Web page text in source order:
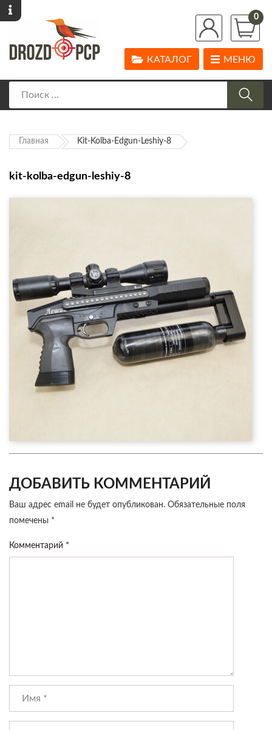
0
МЕНЮ
КАТАЛОГ
Главная Kit-Kolba-Edgun-Leshiy-8
kit-kolba-edgun-leshiy-8
ДОБАВИТЬ КОММЕНТАРИЙ
Ваш адрес email не будет опубликован. Обязательные поля
помечены *
Комментарий *